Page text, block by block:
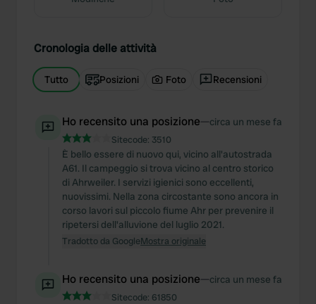
Cronologia delle attività
Tutto Posizioni Foto Recensioni
Ho recensito una posizione—circa un mese fa
Sitecode: 3510
È bello essere di nuovo qui, vicino all'autostrada
A61. Il campeggio si trova vicino al centro storico
di Ahrweiler. I servizi igienici sono eccellenti,
nuovissimi. Nella zona circostante sono ancora in
corso lavori sul piccolo fiume Ahr per prevenire il
ripetersi dell'alluvione del luglio 2021.
Tradotto da GoogleMostra originale
Ho recensito una posizione—circa un mese fa
Sitecode: 61850